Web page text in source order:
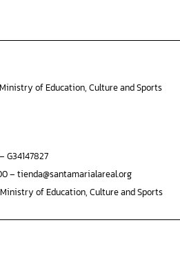
of Education, Culture and Sports
G34147827
– tienda@santamarialareal.org
of Education, Culture and Sports